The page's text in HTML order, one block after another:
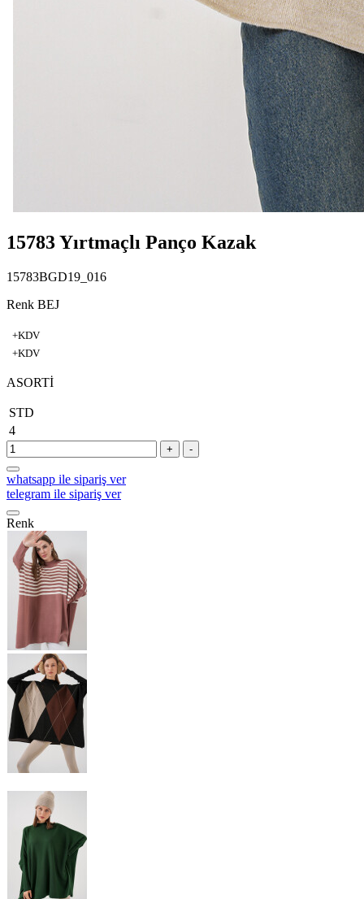
15783 Yırtmaçlı Panço Kazak
15783BGD19_016
Renk BEJ
+KDV
+KDV
ASORTİ
STD
4
+ -
whatsapp ile sipariş ver
telegram ile sipariş ver
Renk